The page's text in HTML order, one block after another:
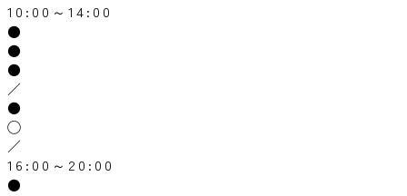
10:00～14:00
●
●
●
／
●
◯
／
16:00～20:00
●